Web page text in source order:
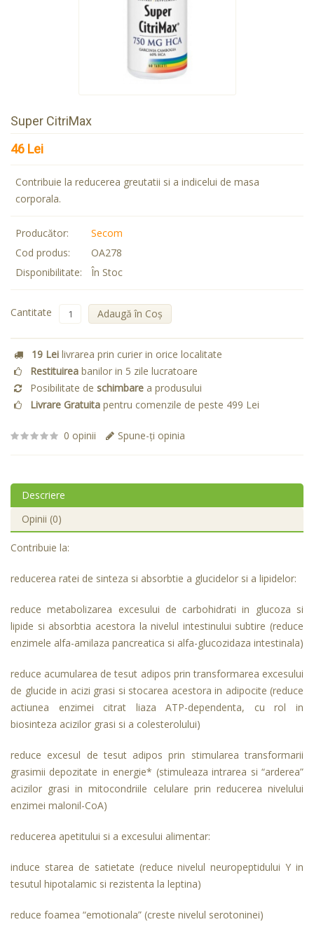
Super CitriMax
46 Lei
Contribuie la reducerea greutatii si a indicelui de masa
corporala.
Producător:
Secom
Cod produs:
OA278
Disponibilitate:
În Stoc
Cantitate Adaugă în Coş
19 Lei livrarea prin curier in orice localitate
Restituirea banilor in 5 zile lucratoare
Posibilitate de schimbare a produsului
Livrare Gratuita pentru comenzile de peste 499 Lei
0 opinii Spune-ţi opinia
Descriere
Opinii (0)
Contribuie la:
reducerea ratei de sinteza si absorbtie a glucidelor si a lipidelor:
reduce metabolizarea excesului de carbohidrati in glucoza si
lipide si absorbtia acestora la nivelul intestinului subtire (reduce
enzimele alfa-amilaza pancreatica si alfa-glucozidaza intestinala)
reduce acumularea de tesut adipos prin transformarea excesului
de glucide in acizi grasi si stocarea acestora in adipocite (reduce
actiunea enzimei citrat liaza ATP-dependenta, cu rol in
biosinteza acizilor grasi si a colesterolului)
reduce excesul de tesut adipos prin stimularea transformarii
grasimii depozitate in energie* (stimuleaza intrarea si “arderea”
acizilor grasi in mitocondriile celulare prin reducerea nivelului
enzimei malonil-CoA)
reducerea apetitului si a excesului alimentar:
induce starea de satietate (reduce nivelul neuropeptidului Y in
tesutul hipotalamic si rezistenta la leptina)
reduce foamea “emotionala” (creste nivelul serotoninei)